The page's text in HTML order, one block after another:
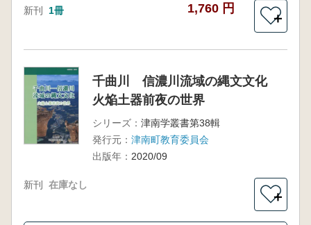
新刊 1冊 1,760 円
＋
千曲川 信濃川流域の縄文文化
火焔土器前夜の世界
シリーズ： 津南学叢書第38輯
発行元： 津南町教育委員会
出版年： 2020/09
新刊 在庫なし
＋